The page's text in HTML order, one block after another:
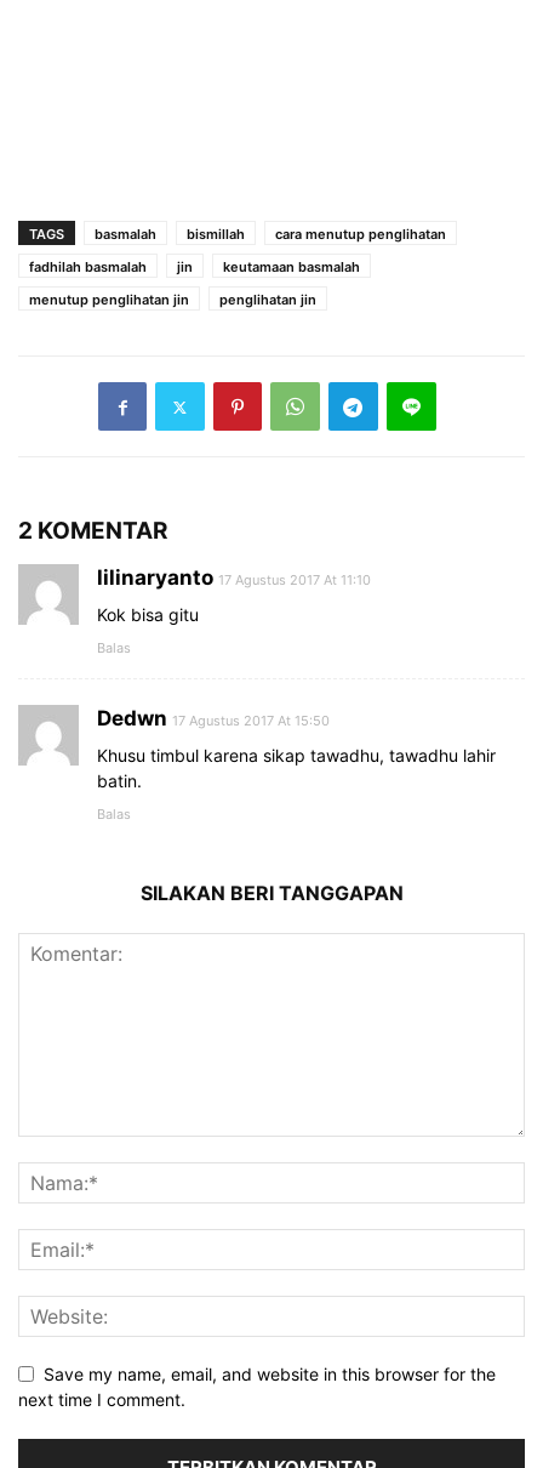
TAGS basmalah bismillah
cara menutup penglihatan
fadhilah basmalah
jin
keutamaan basmalah
menutup penglihatan jin
penglihatan jin
2 KOMENTAR
lilinaryanto 17 Agustus 2017 At 11:10
Kok bisa gitu
Balas
Dedwn 17 Agustus 2017 At 15:50
Khusu timbul karena sikap tawadhu, tawadhu lahir
batin.
Balas
SILAKAN BERI TANGGAPAN
Save my name, email, and website in this browser for the
next time I comment.